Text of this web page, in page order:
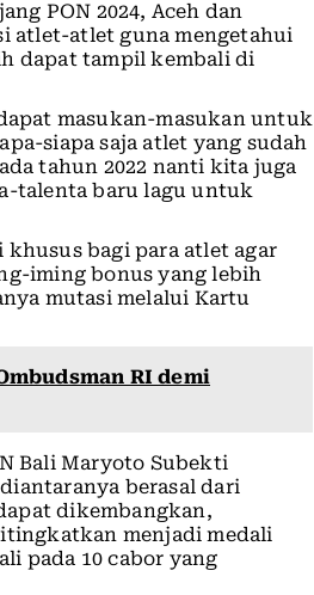
PON 2024, Aceh dan
atlet-atlet guna mengetahui
dapat tampil kembali di
masukan-masukan untuk
siapa saja atlet yang sudah
tahun 2022 nanti kita juga
talenta baru lagu untuk
bagi para atlet agar
iming bonus yang lebih
mutasi melalui Kartu
RI demi
Bali Maryoto Subekti
berasal dari
dikembangkan,
menjadi medali
pada 10 cabor yang